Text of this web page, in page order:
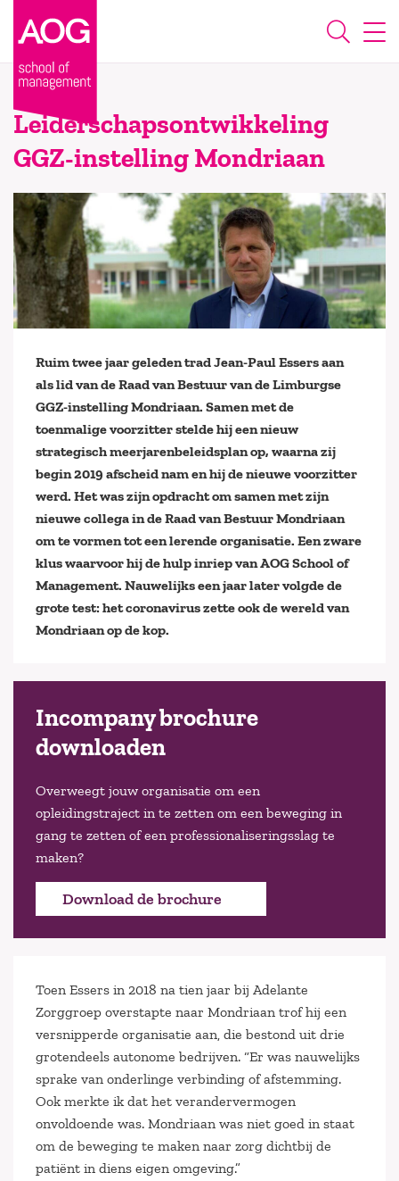
Leiderschapsontwikkeling
GGZ-instelling Mondriaan
Ruim twee jaar geleden trad Jean-Paul Essers aan
als lid van de Raad van Bestuur van de Limburgse
GGZ-instelling Mondriaan. Samen met de
toenmalige voorzitter stelde hij een nieuw
strategisch meerjarenbeleidsplan op, waarna zij
begin 2019 afscheid nam en hij de nieuwe voorzitter
werd. Het was zijn opdracht om samen met zijn
nieuwe collega in de Raad van Bestuur Mondriaan
om te vormen tot een lerende organisatie. Een zware
klus waarvoor hij de hulp inriep van AOG School of
Management. Nauwelijks een jaar later volgde de
grote test: het coronavirus zette ook de wereld van
Mondriaan op de kop.
Incompany brochure
downloaden
Overweegt jouw organisatie om een
opleidingstraject in te zetten om een beweging in
gang te zetten of een professionaliseringsslag te
maken?
Download de brochure
Toen Essers in 2018 na tien jaar bij Adelante
Zorggroep overstapte naar Mondriaan trof hij een
versnipperde organisatie aan, die bestond uit drie
grotendeels autonome bedrijven. “Er was nauwelijks
sprake van onderlinge verbinding of afstemming.
Ook merkte ik dat het verandervermogen
onvoldoende was. Mondriaan was niet goed in staat
om de beweging te maken naar zorg dichtbij de
patiënt in diens eigen omgeving.”